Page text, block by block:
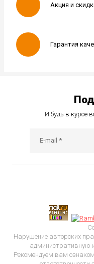
Акция и
Гарантия
Нарушение авторских
административную
Рекомендуем вам
И будь в курсе